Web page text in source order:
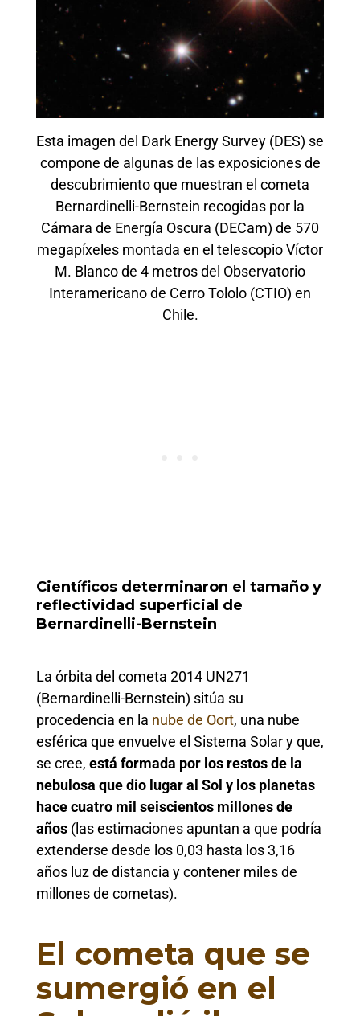
Esta imagen del Dark Energy Survey (DES) se
compone de algunas de las exposiciones de
descubrimiento que muestran el cometa
Bernardinelli-Bernstein recogidas por la
Cámara de Energía Oscura (DECam) de 570
megapíxeles montada en el telescopio Víctor
M. Blanco de 4 metros del Observatorio
Interamericano de Cerro Tololo (CTIO) en
Chile.
Científicos determinaron el tamaño y
reflectividad superficial de
Bernardinelli-Bernstein
La órbita del cometa 2014 UN271
(Bernardinelli-Bernstein) sitúa su
procedencia en la nube de Oort, una nube
esférica que envuelve el Sistema Solar y que,
se cree, está formada por los restos de la
nebulosa que dio lugar al Sol y los planetas
hace cuatro mil seiscientos millones de
años (las estimaciones apuntan a que podría
extenderse desde los 0,03 hasta los 3,16
años luz de distancia y contener miles de
millones de cometas).
El cometa que se
sumergió en el